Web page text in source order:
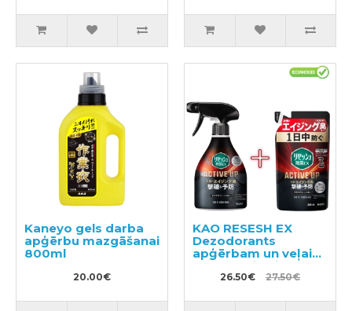
800ml
Kaneyo gels darba
apģērbu mazgāšanai
800ml
20.00€
KAO RESESH EX
Dezodorants
apģērbam un veļai
350ml + pildviela
300ml26.50€ 27.50€